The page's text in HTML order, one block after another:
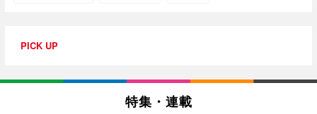
PICK UP
特集・連載